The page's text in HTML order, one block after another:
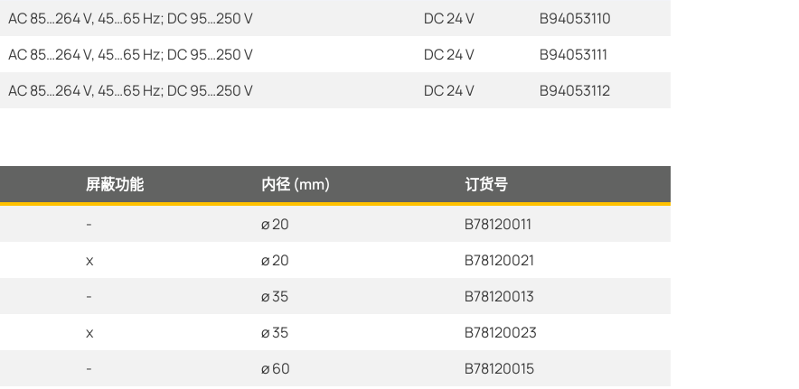
AC 85…264 V, 45…65 Hz; DC 95…250 V DC 24 V
B94053110
AC 85…264 V, 45…65 Hz; DC 95…250 V DC 24 V
B94053111
AC 85…264 V, 45…65 Hz; DC 95…250 V DC 24 V B94053112
屏蔽功能 内径 (mm)
订货号
- ø 20
B78120011
x ø 20
B78120021
- ø 35
B78120013
x ø 35
B78120023
- ø 60 B78120015